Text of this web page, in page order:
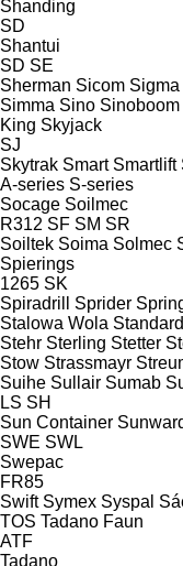
Shanding
SD
Shantui
SD SE
Sherman Sicom Sigma
Simma Sino Sinoboom
King Skyjack
SJ
Skytrak Smart Smartlift
A-series S-series
Socage Soilmec
R312 SF SM SR
Soiltek Soima Solmec
Spierings
1265 SK
Spiradrill
Sprider
Stalowa Wola Standard
Stehr Sterling Stetter
Stow Strassmayr
Suihe Sullair Sumab
LS SH
Sun Container
SWE SWL
Swepac
FR85
Swift Symex Syspal
TOS Tadano Faun
ATF
Tadano